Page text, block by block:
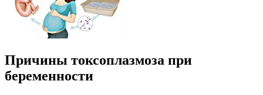
Причины токсоплазмоза при
беременности